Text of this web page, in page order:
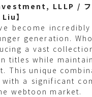
LLLP / フ
】
become
generation.
a vast
titles while
This unique
with a significant
webtoon market.